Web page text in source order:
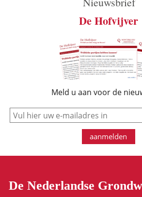
De Hofvijver
Meld u aan voor de
e-mail
aanmelden
De Nederlandse